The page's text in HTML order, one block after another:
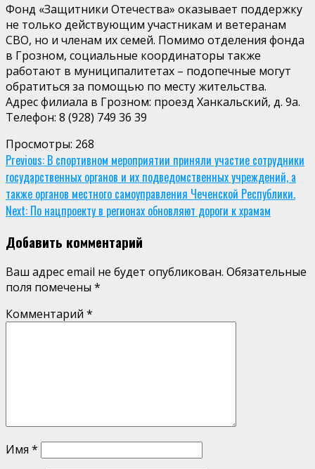
Фонд «Защитники Отечества» оказывает поддержку
не только действующим участникам и ветеранам
СВО, но и членам их семей. Помимо отделения фонда
в Грозном, социальные координаторы также
работают в муниципалитетах – подопечные могут
обратиться за помощью по месту жительства.
Адрес филиала в Грозном: проезд Ханкальский, д. 9а.
Телефон: 8 (928) 749 36 39
Просмотры: 268
Continue
Reading
Previous: В спортивном мероприятии приняли участие сотрудники
государственных органов и их подведомственных учреждений, а
также органов местного самоуправления Чеченской Республики.
Next: По нацпроекту в регионах обновляют дороги к храмам
Добавить комментарий
Ваш адрес email не будет опубликован. Обязательные
поля помечены *
Комментарий *
Имя *